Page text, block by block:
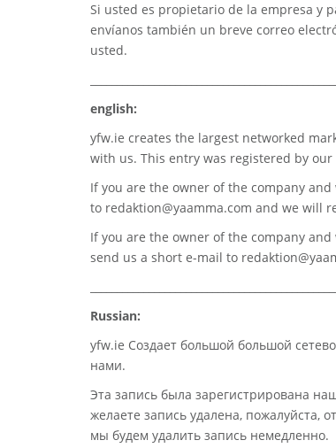
Si usted es propietario de la empresa y
envíanos también un breve correo
usted.
english:
yfw.ie creates the largest networked
with us. This entry was registered by our
If you are the owner of the company
to redaktion@yaamma.com and we will
If you are the owner of the company
send us a short e-mail to
Russian:
yfw.ie Создает большой большой
нами.
Эта запись была зарегистрирована
желаете запись удалена, пожалуйста,
мы будем удалить запись немедленно.